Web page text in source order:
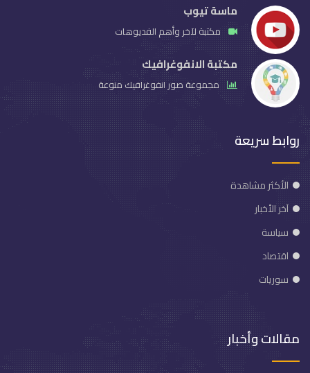
ماسة تيوب
مكتبة لآخر وأهم الفديوهات
مكتبة الانفوغرافيك
مجموعة صور انفوغرافيك منوعة
روابط سريعة
الأكثر مشاهدة
آخر الأخبار
سياسة
اقتصاد
سوريات
مقالات وأخبار